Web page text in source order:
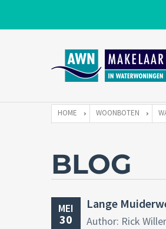
HOME WOONBOTEN
BLOG
MEI
30
Lange
Author: Rick